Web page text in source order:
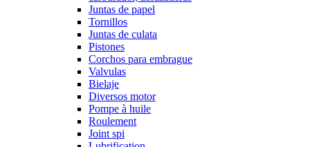
Juntas de papel
Tornillos
Juntas de culata
Pistones
Corchos para embrague
Valvulas
Bielaje
Diversos motor
Pompe à huile
Roulement
Joint spi